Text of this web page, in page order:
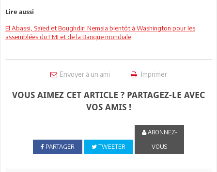
Lire aussi
El Abassi, Saïed et Boughdiri Nemsia bientôt à Washington pour les
assemblées du FMI et de la Banque mondiale
Envoyer à un ami Imprimer
VOUS AIMEZ CET ARTICLE ? PARTAGEZ-LE AVEC
VOS AMIS !
PARTAGER TWEETER
ABONNEZ-
VOUS